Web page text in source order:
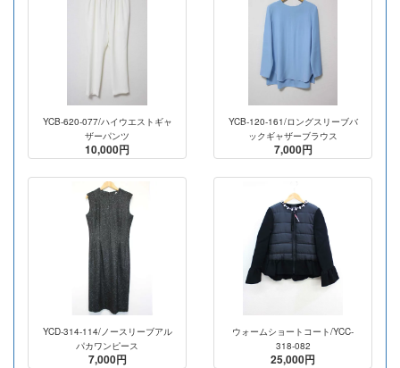
YCB-620-077/ハイウエストギャ
ザーパンツ
10,000円
YCB-120-161/ロングスリーブバ
ックギャザーブラウス
7,000円
YCD-314-114/ノースリーブアル
パカワンピース
7,000円
ウォームショートコート/YCC-
318-082
25,000円